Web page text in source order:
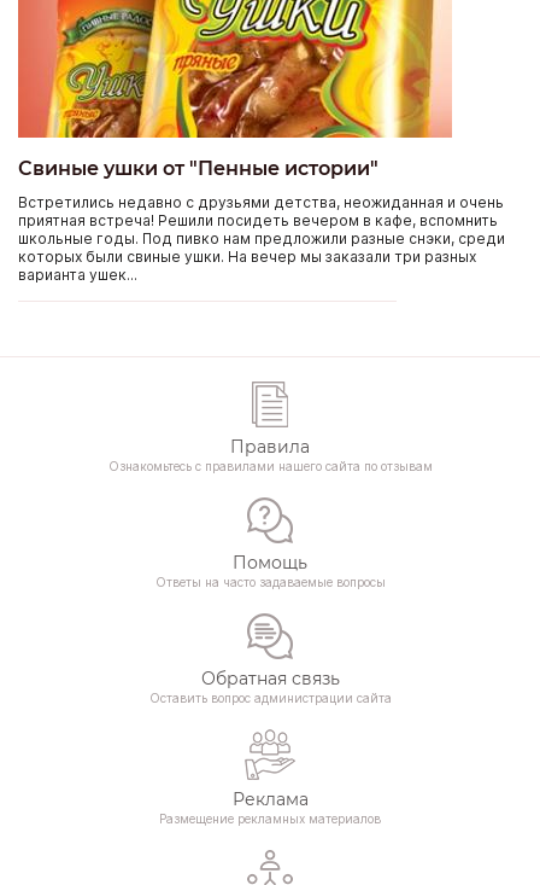
Свиные ушки от "Пенные истории"
Встретились недавно с друзьями детства, неожиданная и очень
приятная встреча! Решили посидеть вечером в кафе, вспомнить
школьные годы. Под пивко нам предложили разные снэки, среди
которых были свиные ушки. На вечер мы заказали три разных
варианта ушек...
Правила
Ознакомьтесь с правилами нашего сайта по отзывам
Помощь
Ответы на часто задаваемые вопросы
Обратная связь
Оставить вопрос администрации сайта
Реклама
Размещение рекламных материалов